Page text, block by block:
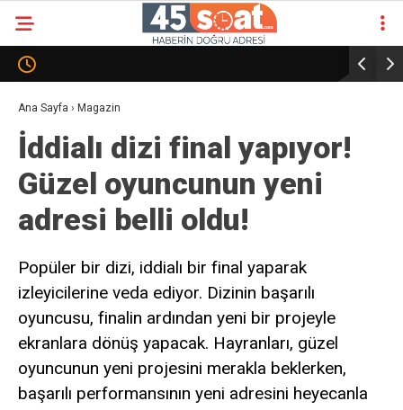
Ana Sayfa › Magazin
İddialı dizi final yapıyor!
Güzel oyuncunun yeni
adresi belli oldu!
Popüler bir dizi, iddialı bir final yaparak
izleyicilerine veda ediyor. Dizinin başarılı
oyuncusu, finalin ardından yeni bir projeyle
ekranlara dönüş yapacak. Hayranları, güzel
oyuncunun yeni projesini merakla beklerken,
başarılı performansının yeni adresini heyecanla